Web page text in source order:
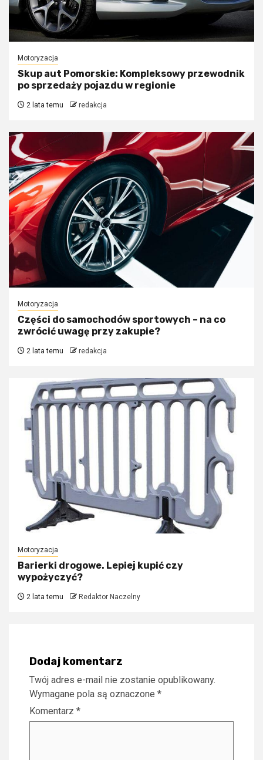
Motoryzacja
Skup aut Pomorskie: Kompleksowy przewodnik
po sprzedaży pojazdu w regionie
2 lata temu redakcja
Motoryzacja
Części do samochodów sportowych – na co
zwrócić uwagę przy zakupie?
2 lata temu redakcja
Motoryzacja
Barierki drogowe. Lepiej kupić czy
wypożyczyć?
2 lata temu Redaktor Naczelny
Dodaj komentarz
Twój adres e-mail nie zostanie opublikowany.
Wymagane pola są oznaczone *
Komentarz *